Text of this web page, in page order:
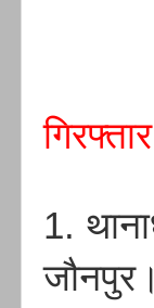
1.